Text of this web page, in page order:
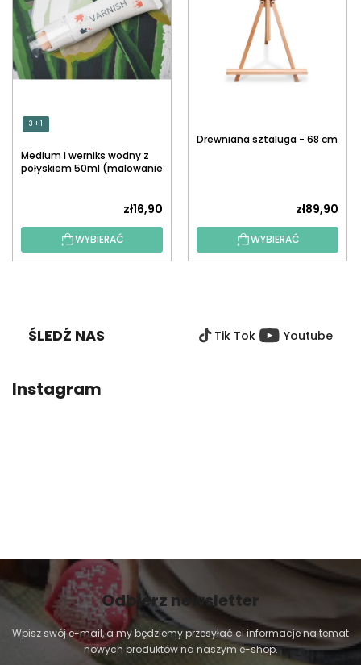
3 + 1
Medium i werniks wodny z
połyskiem 50ml (malowanie
zł16,90
WYBIERAĆ
Drewniana sztaluga - 68 cm
zł89,90
WYBIERAĆ
ŚLEDŹ NAS Tik Tok Youtube
Instagram
Odbierz newsletter
Wpisz swój e-mail, a my będziemy przesyłać ci informacje na temat
nowych produktów na naszym e-shop.